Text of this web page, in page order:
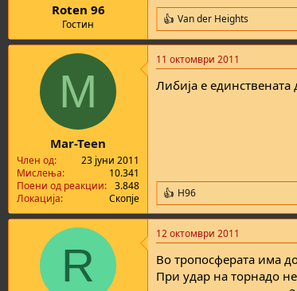
Roten 96
Гостин
R
e
a
c
i
Van der Heights
M
Mar-Teen
Член од
23 јуни 2011
Мислења
10.341
Поени од реакции
3.848
Локација
Скопје
11 октомври 2011
Либија е
R
e
a
c
i
o
n
H96
R
12 октомври 2011
Во тропосферата има
При удар на торнадо